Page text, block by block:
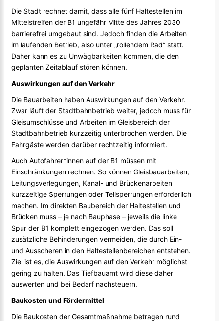
Die Stadt rechnet damit, dass alle fünf Haltestellen im
Mittelstreifen der B1 ungefähr Mitte des Jahres 2030
barrierefrei umgebaut sind. Jedoch finden die Arbeiten
im laufenden Betrieb, also unter „rollendem Rad“ statt.
Daher kann es zu Unwägbarkeiten kommen, die den
geplanten Zeitablauf stören können.
Auswirkungen auf den Verkehr
Die Bauarbeiten haben Auswirkungen auf den Verkehr.
Zwar läuft der Stadtbahnbetrieb weiter, jedoch muss für
Gleisumschlüsse und Arbeiten im Gleisbereich der
Stadtbahnbetrieb kurzzeitig unterbrochen werden. Die
Fahrgäste werden darüber rechtzeitig informiert.
Auch Autofahrer*innen auf der B1 müssen mit
Einschränkungen rechnen. So können Gleisbauarbeiten,
Leitungsverlegungen, Kanal- und Brückenarbeiten
kurzzeitige Sperrungen oder Teilsperrungen erforderlich
machen. Im direkten Baubereich der Haltestellen und
Brücken muss – je nach Bauphase – jeweils die linke
Spur der B1 komplett eingezogen werden. Das soll
zusätzliche Behinderungen vermeiden, die durch Ein-
und Ausscheren in den Haltestellenbereichen entstehen.
Ziel ist es, die Auswirkungen auf den Verkehr möglichst
gering zu halten. Das Tiefbauamt wird diese daher
auswerten und bei Bedarf nachsteuern.
Baukosten und Fördermittel
Die Baukosten der Gesamtmaßnahme betragen rund